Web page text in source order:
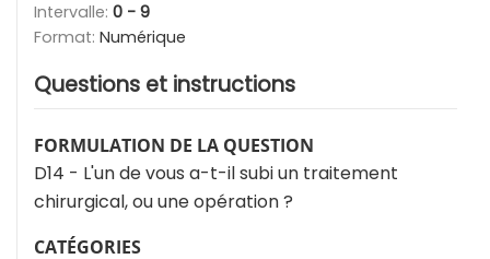
Intervalle: 0 - 9
Format: Numérique
Questions et instructions
FORMULATION DE LA QUESTION
D14 - L'un de vous a-t-il subi un traitement
chirurgical, ou une opération ?
CATÉGORIES